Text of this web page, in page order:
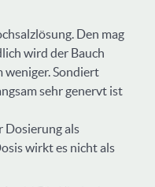
Den mag
wird der Bauch
weniger. Sondiert
sehr genervt ist
Dosierung als
wirkt es nicht als